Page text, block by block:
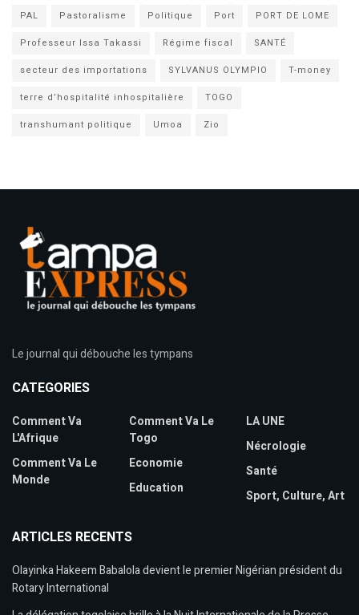
PAL
Pastoralisme Politique Port
PORT DE LOME
Professeur Issa Takassi
Régime fiscal
SANTÉ
secteur des importations
SYLVANUS OLYMPIO
T-money
terre d’hospitalité inhospitalière
TOGO
transhumant politique
Umoa Zio
Le journal qui débouche les tympans
CATEGORIES
Comment Va
L'Afrique
Comment Va Le
Monde
Comment Va Le
Togo
Economie
Education
LA UNE
Nécrologie
Santé
Sport, Culture, Art
ARTICLES RECENTS
Olayinka Hakeem Babalola devient le premier Nigérian président du
Rotary International